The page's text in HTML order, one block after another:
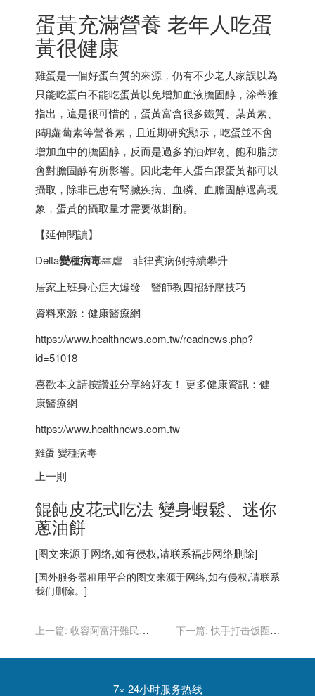
蛋黃充滿營養 老年人吃蛋
黃很健康
雞蛋是一個好蛋白質的來源，仍有不少老人家誤以為
只能吃蛋白不能吃蛋黃以免增加血液膽固醇，涂蒂雅
指出，這是很可惜的，蛋黃富含很多鐵質、葉黃素、
β胡蘿蔔素等營養素，且近期研究顯示，吃蛋並不會
增加血中的膽固醇，反而是過多的油炸物、飽和脂肪
會對膽固醇有所影響。因此老年人蛋白跟蛋黃都可以
攝取，除非已患有腎臟疾病、血磷、血膽固醇過高現
象，蛋黃的攝取量才需要做斟酌。
【延伸閱讀】
Delta變種病毒肆虐 菲律賓病例持續攀升
居家上班身心症大爆發 醫師教四招紓壓技巧
資料來源：健康醫療網
https://www.healthnews.com.tw/readnews.php?
id=51018
喜歡本文請按讚並分享給好友！ 更多健康資訊：健
康醫療網
https://www.healthnews.com.tw
雞蛋 變種病毒
上一則
餛飩皮花式吃法 變身蝦鬆、迷你
蔥油餅
[图文来源于网络,如有侵权,请联系福步网络删除]
[国外服务器租用平台的图文来源于网络,如有侵权,请联系
我们删除。]
上一篇: 收容阿富汗難民
國請託
下一篇: 快手打击饭圈乱
条，违规帐号 175 个
7× 24小时服务热线